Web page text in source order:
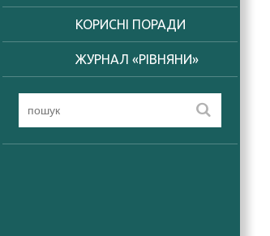
КОРИСНІ ПОРАДИ
ЖУРНАЛ «РІВНЯНИ»